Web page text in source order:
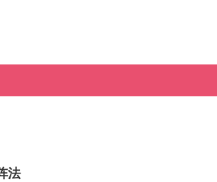
法